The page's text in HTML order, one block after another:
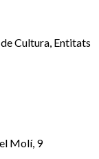
Cultura, Entitats
Molí, 9